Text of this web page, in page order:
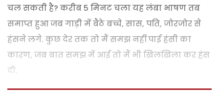
चल सकती है? करीब 5 मिनट चला यह लंबा भाषण तब
समाप्त हुआ जब गाड़ी में बैठे बच्चे, सास, पति, जोरजोर से
हंसने लगे. कुछ देर तक तो मैं समझ नहीं पाई हंसी का
कारण, जब बात समझ में आई तो मैं भी खिलखिला कर हंस
दी.